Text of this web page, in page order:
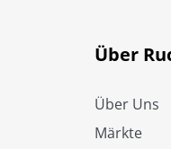
Über
Über Uns
Märkte